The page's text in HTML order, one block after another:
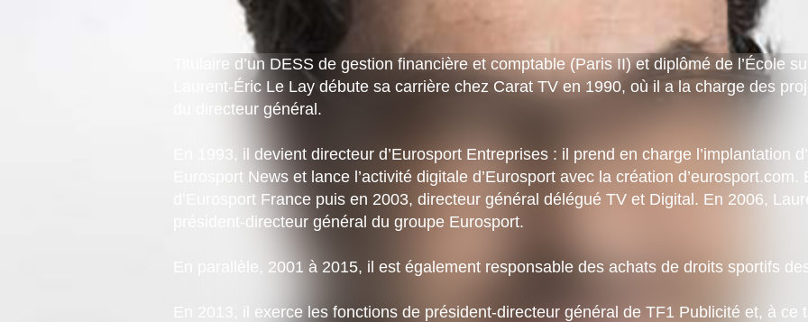
Titulaire d’un DESS de gestion financière et comptable (Paris II) et diplômé de l’École
Laurent-Éric Le Lay débute sa carrière chez Carat TV en 1990, où il a la charge des
du directeur général.
En 1993, il devient directeur d’Eurosport Entreprises : il prend en charge l’implantation
Eurosport News et lance l’activité digitale d’Eurosport avec la création
d’Eurosport France puis en 2003, directeur général délégué TV et Digital. En 2006,
président-directeur général du groupe Eurosport.
En parallèle, 2001 à 2015, il est également responsable des achats de droits sportifs
En 2013, il exerce les fonctions de président-directeur général de TF1 Publicité et, à ce